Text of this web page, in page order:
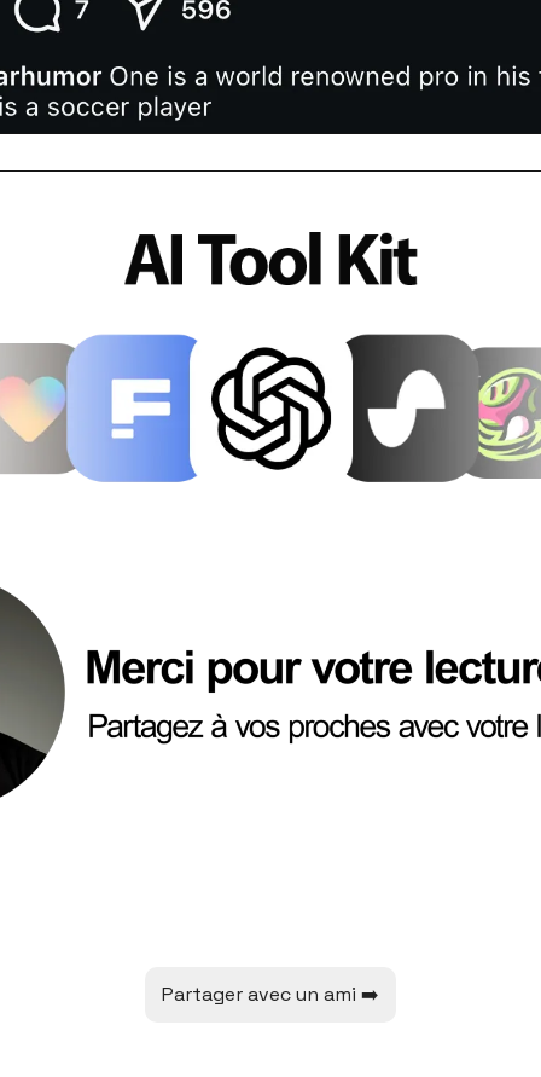
Partager avec un ami ➡️